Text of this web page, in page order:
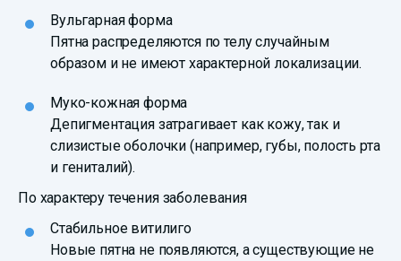
Вульгарная форма
Пятна распределяются по телу случайным
образом и не имеют характерной локализации.
Муко-кожная форма
Депигментация затрагивает как кожу, так и
слизистые оболочки (например, губы, полость рта
и гениталий).
По характеру течения заболевания
Стабильное витилиго
Новые пятна не появляются, а существующие не